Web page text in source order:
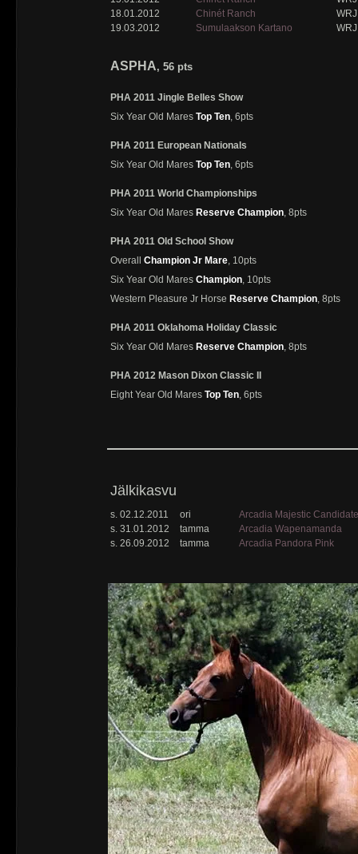
18.01.2012
Chinét Ranch
WRJ
19.03.2012
Sumulaakson Kartano WRJ
ASPHA, 56 pts
PHA 2011 Jingle Belles Show
Six Year Old Mares Top Ten, 6pts
PHA 2011 European Nationals
Six Year Old Mares Top Ten, 6pts
PHA 2011 World Championships
Six Year Old Mares Reserve Champion, 8pts
PHA 2011 Old School Show
Overall Champion Jr Mare, 10pts
Six Year Old Mares Champion, 10pts
Western Pleasure Jr Horse Reserve Champion, 8pts
PHA 2011 Oklahoma Holiday Classic
Six Year Old Mares Reserve Champion, 8pts
PHA 2012 Mason Dixon Classic II
Eight Year Old Mares Top Ten, 6pts
Jälkikasvu
s. 02.12.2011 ori
Arcadia Majestic Candidate
s. 31.01.2012
tamma
Arcadia Wapenamanda
s. 26.09.2012
tamma Arcadia Pandora Pink